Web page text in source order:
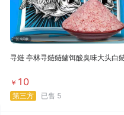
寻鲢 亭林寻鲢鲢鳙饵酸臭味大头白
￥ 10
第三方 已售 5